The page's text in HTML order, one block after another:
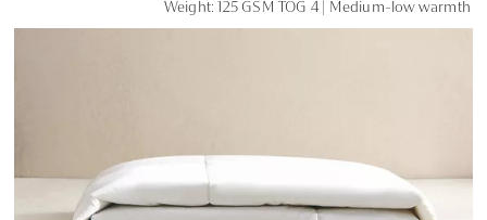
Weight: 125 GSM TOG 4 | Medium-low warmth